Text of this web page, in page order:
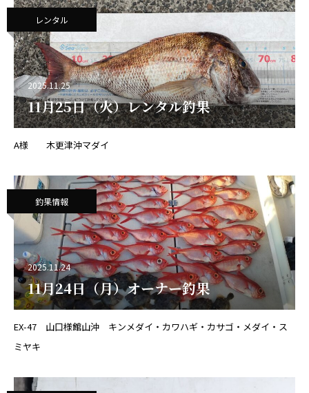
レンタル
2025.11.25
11月25日（火）レンタル釣果
A様 木更津沖マダイ
釣果情報
2025.11.24
11月24日（月）オーナー釣果
EX-47 山口様館山沖 キンメダイ・カワハギ・カサゴ・メダイ・ス
ミヤキ